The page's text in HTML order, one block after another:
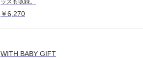
￥6,270
WITH BABY GIFT